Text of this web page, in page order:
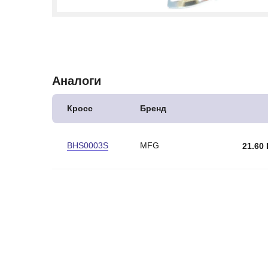
Аналоги
Кросс Бренд
BHS0003S MFG 21.60